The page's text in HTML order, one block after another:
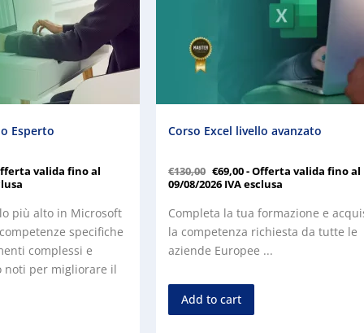
Esperto
valida fino al
più alto in Microsoft
specifiche
complessi e
noti per migliorare il
Corso Excel livello avanzato
€130,00 €69,00- Offerta valida fino al
09/08/2026IVA esclusa
Completa la tua formazione e
la competenza richiesta da tutte le
aziende Europee ...
Add to cart